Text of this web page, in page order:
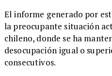
El informe generado por
la preocupante situación
chileno, donde se ha
desocupación igual o
consecutivos.